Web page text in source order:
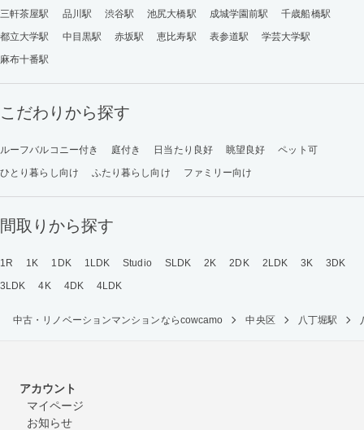
三軒茶屋駅 品川駅 渋谷駅 池尻大橋駅 成城学園前駅
千歳船橋駅
都立大学駅
中目黒駅 赤坂駅 恵比寿駅 表参道駅
学芸大学駅
麻布十番駅
こだわりから探す
ルーフバルコニー付き 庭付き 日当たり良好 眺望良好
ペット可
ひとり暮らし向け
ふたり暮らし向け ファミリー向け
間取りから探す
1R 1K 1DK 1LDK Studio SLDK 2K 2DK 2LDK 3K
3DK
3LDK
4K 4DK 4LDK
中古・リノベーションマンションならcowcamo 中央区 八丁堀駅
アカウント
マイページ
お知らせ